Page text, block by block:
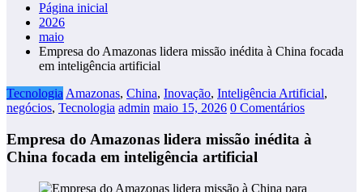
Página inicial
2026
maio
Empresa do Amazonas lidera missão inédita à China focada
em inteligência artificial
Tecnologia Amazonas, China, Inovação, Inteligência Artificial,
negócios, Tecnologia admin maio 15, 2026 0 Comentários
Empresa do Amazonas lidera missão inédita à
China focada em inteligência artificial